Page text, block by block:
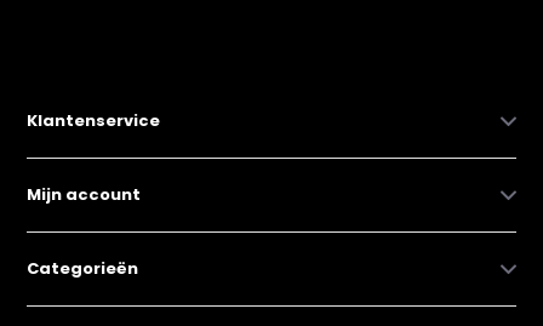
Klantenservice
Mijn account
Categorieën